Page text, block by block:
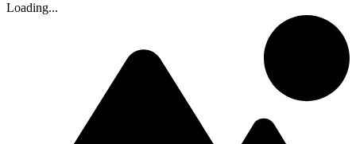
Loading...